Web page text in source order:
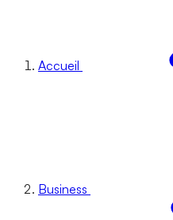
Accueil
Business